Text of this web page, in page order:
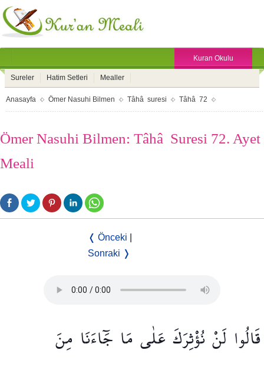
Kuran Okulu
Sureler Hatim Setleri Mealler
Anasayfa Ömer Nasuhi Bilmen Tâhâ suresi Tâhâ 72
Ömer Nasuhi Bilmen: Tâhâ Suresi 72. Ayet
Meali
❬ Önceki
Sonraki ❭
قَالُوا لَنْنُؤْثِرَكَ عَلٰى مَا جَٓاءَنَا مِنَ